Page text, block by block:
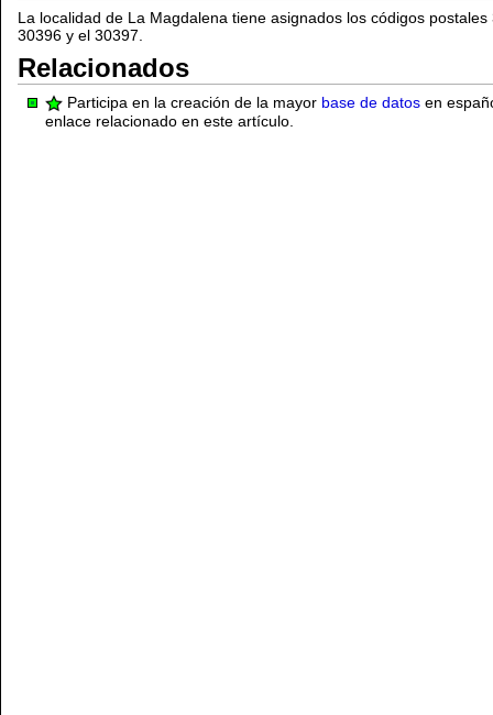
La localidad de La Magdalena tiene asignados los códigos
30396 y el 30397.
Relacionados
Participa en la creación de la mayor base de datos en
enlace relacionado en este artículo.